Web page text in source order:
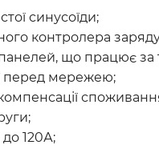
синусоїди;
контролера
що працює за
перед мережею;
120А;